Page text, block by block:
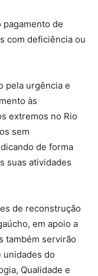
pagamento de
com deficiência ou
pela urgência e
às
extremos no Rio
sem
de forma
suas atividades
de reconstrução
em apoio a
também servirão
unidades do
Qualidade e